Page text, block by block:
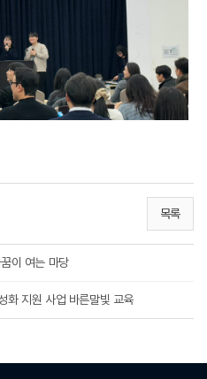
목록
이 여는 마당
화 지원 사업 바른말빛 교육